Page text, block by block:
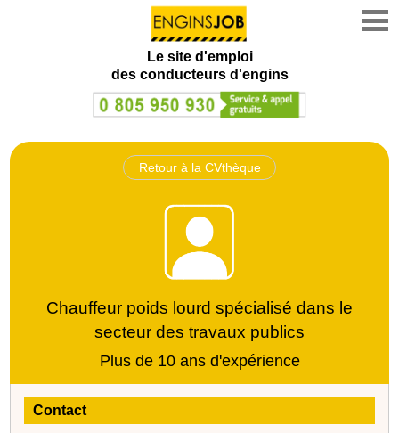
Le site d'emploi
des conducteurs d'engins
Retour à la CVthèque
Chauffeur poids lourd spécialisé dans le
secteur des travaux publics
Plus de 10 ans d'expérience
Contact